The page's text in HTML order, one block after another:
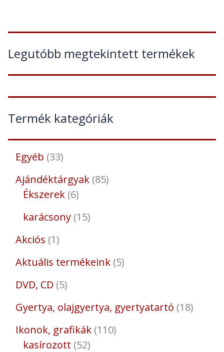
Legutóbb megtekintett termékek
Termék kategóriák
Egyéb 33
Ajándéktárgyak 85
Ékszerek 6
karácsony 15
Akciós 1
Aktuális termékeink 5
DVD, CD 5
Gyertya, olajgyertya, gyertyatartó 18
Ikonok, grafikák 110
kasírozott 52